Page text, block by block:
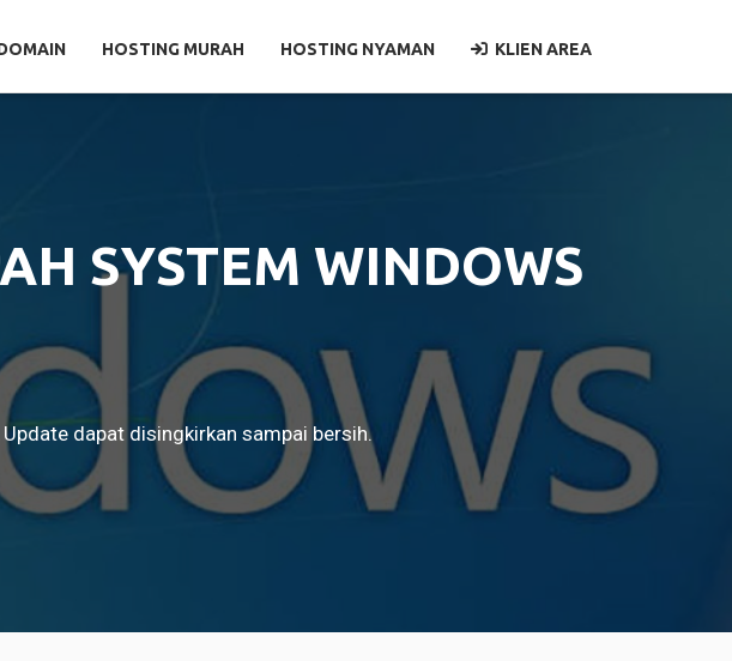
HOSTING MURAH HOSTING NYAMAN KLIEN AREA
SYSTEM WINDOWS
dapat disingkirkan sampai bersih.